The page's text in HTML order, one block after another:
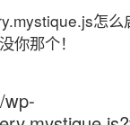
怎么
你那个！
wp-